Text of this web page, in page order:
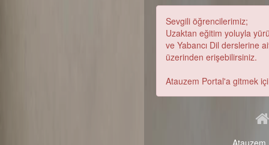
Sevgili öğrencilerimiz;
Uzaktan eğitim yoluyla
ve Yabancı Dil derslerine
üzerinden erişebilirsiniz.
Atauzem Portal'a gitmek
Atauzem